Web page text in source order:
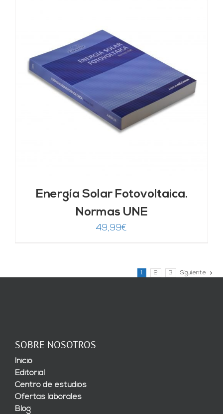
Energía Solar Fotovoltaica.
Normas UNE
49,99€
1 2 3 Siguiente
SOBRE NOSOTROS
Inicio
Editorial
Centro de estudios
Ofertas laborales
Blog